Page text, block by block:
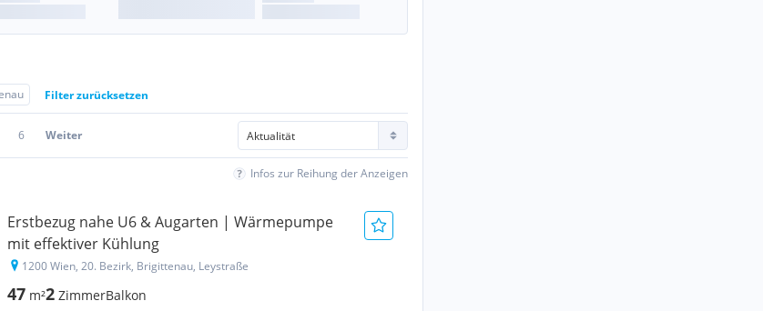
Filter zurücksetzen
6 Weiter
Infos zur Reihung der Anzeigen
Erstbezug nahe U6 & Augarten | Wärmepumpe
mit effektiver Kühlung
1200 Wien, 20. Bezirk, Brigittenau, Leystraße
47 m²2 ZimmerBalkon